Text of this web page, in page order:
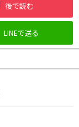
後で読む
LINEで送る